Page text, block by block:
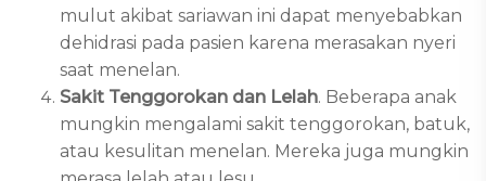
mulut akibat sariawan ini dapat menyebabkan
dehidrasi pada pasien karena merasakan nyeri
saat menelan.
Sakit Tenggorokan dan Lelah. Beberapa anak
mungkin mengalami sakit tenggorokan, batuk,
atau kesulitan menelan. Mereka juga mungkin